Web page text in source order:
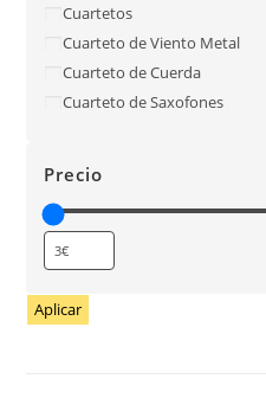
Cuartetos
Cuarteto de Viento Metal
Cuarteto de Cuerda
Cuarteto de Saxofones
Precio
Aplicar